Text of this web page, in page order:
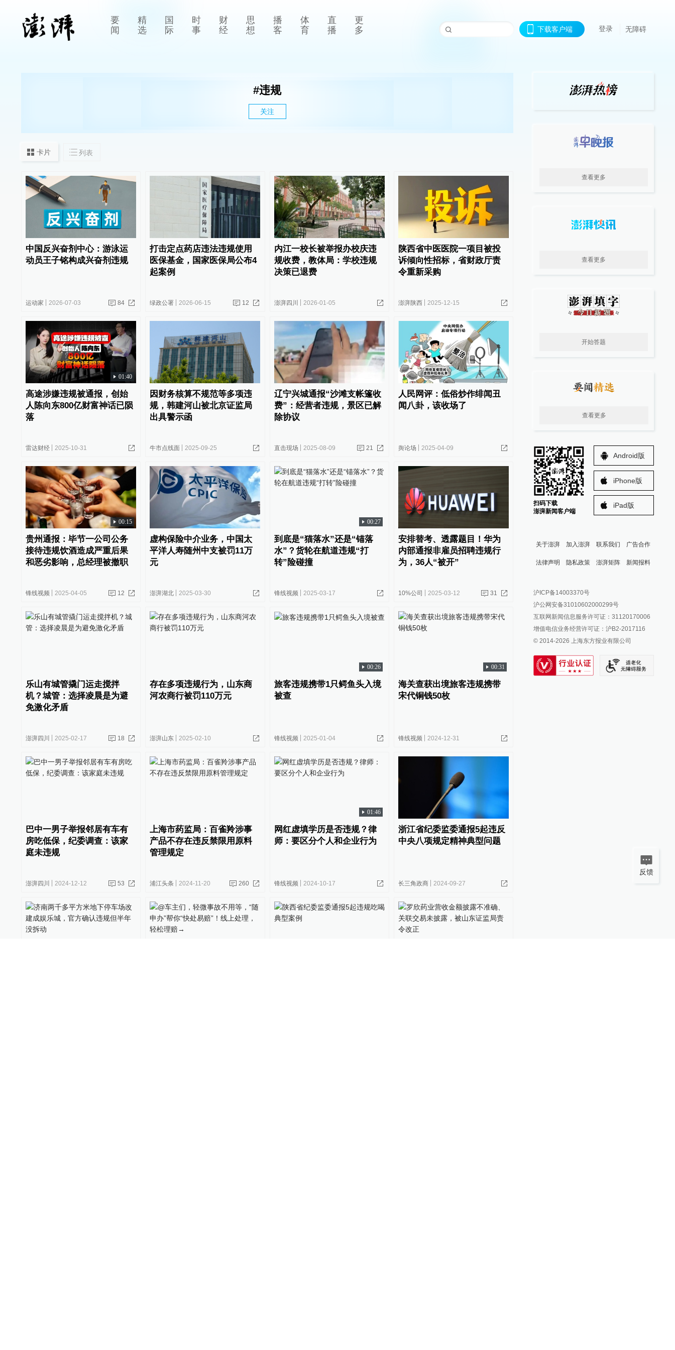
要
闻
精
选
国
际
时
事
财
经
思
想
播
客
体
育
直
播
更
多
下载客户端 登录 无障碍
#违规
关注
卡片 列表
中国反兴奋剂中心：游泳运
动员王子铭构成兴奋剂违规
运动家 2026-07-03 84
打击定点药店违法违规使用
医保基金，国家医保局公布4
起案例
绿政公署 2026-06-15 12
内江一校长被举报办校庆违
规收费，教体局：学校违规
决策已退费
澎湃四川 2026-01-05
陕西省中医医院一项目被投
诉倾向性招标，省财政厅责
令重新采购
澎湃陕西 2025-12-15
01:40
高途涉嫌违规被通报，创始
人陈向东800亿财富神话已陨
落
雷达财经 2025-10-31
因财务核算不规范等多项违
规，韩建河山被北京证监局
出具警示函
牛市点线面 2025-09-25
辽宁兴城通报“沙滩支帐篷收
费”：经营者违规，景区已解
除协议
直击现场 2025-08-09 21
人民网评：低俗炒作绯闻丑
闻八卦，该收场了
舆论场 2025-04-09
00:15
贵州通报：毕节一公司公务
接待违规饮酒造成严重后果
和恶劣影响，总经理被撤职
锋线视频 2025-04-05 12
虚构保险中介业务，中国太
平洋人寿随州中支被罚11万
元
澎湃湖北 2025-03-30
00:27
到底是“猫落水”还是“锚落
水”？货轮在航道违规“打
转”险碰撞
锋线视频 2025-03-17
安排替考、透露题目！华为
内部通报非雇员招聘违规行
为，36人“被开”
10%公司 2025-03-12 31
乐山有城管撬门运走搅拌
机？城管：选择凌晨是为避
免激化矛盾
澎湃四川 2025-02-17 18
存在多项违规行为，山东商
河农商行被罚110万元
澎湃山东 2025-02-10
00:26
旅客违规携带1只鳄鱼头入境
被查
锋线视频 2025-01-04
00:31
海关查获出境旅客违规携带
宋代铜钱50枚
锋线视频 2024-12-31
巴中一男子举报邻居有车有
房吃低保，纪委调查：该家
庭未违规
澎湃四川 2024-12-12 53
上海市药监局：百雀羚涉事
产品不存在违反禁限用原料
管理规定
浦江头条 2024-11-20 260
01:46
网红虚填学历是否违规？律
师：要区分个人和企业行为
锋线视频 2024-10-17
浙江省纪委监委通报5起违反
中央八项规定精神典型问题
长三角政商 2024-09-27
查看更多
查看更多
开始答题
查看更多
扫码下载
澎湃新闻客户端
Android版
iPhone版
iPad版
关于澎湃 加入澎湃 联系我们 广告合作
法律声明 隐私政策 澎湃矩阵
澎湃新闻公众号
澎湃新闻抖音号
派生万物开放平台
IP SHANGHAI
SIXTH TONE
新闻报料
报料邮箱: news@thepaper.cn
沪ICP备14003370号
沪公网安备31010602000299号
互联网新闻信息服务许可证：31120170006
增值电信业务经营许可证：沪B2-2017116
© 2014-2026 上海东方报业有限公司
反馈